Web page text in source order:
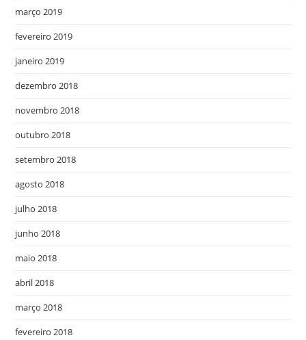
março 2019
fevereiro 2019
janeiro 2019
dezembro 2018
novembro 2018
outubro 2018
setembro 2018
agosto 2018
julho 2018
junho 2018
maio 2018
abril 2018
março 2018
fevereiro 2018